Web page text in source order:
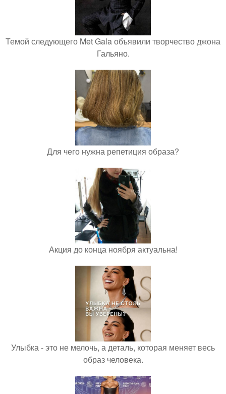
Темой следующего Met Gala объявили творчество джона
Гальяно.
Для чего нужна репетиция образа?
Акция до конца ноября актуальна!
Улыбка - это не мелочь, а деталь, которая меняет весь
образ человека.